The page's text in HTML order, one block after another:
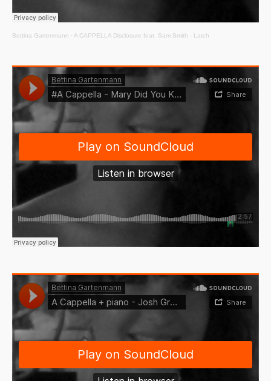
Bettina Gartenmann · A CAPPELLA Disclosure feat. Sam Smith - Latch